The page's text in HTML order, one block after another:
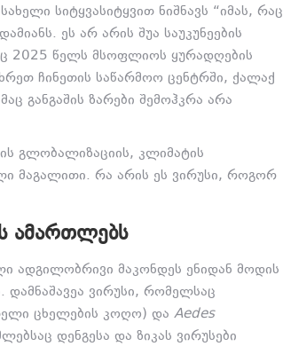
სიტყვასიტყვით ნიშნავს “იმას, რაც
ეს არ არის შუა საუკუნეების
2025 წელს მსოფლიოს ყურადღების
ჩინეთის საწარმოო ცენტრში, ქალაქ
განგაშის ზარები შემოჰკრა არა
გლობალიზაციის, კლიმატის
მაგალითი. რა არის ეს ვირუსი, როგორ
ᲐᲛᲐᲠᲗᲚᲔᲑᲡ
ადგილობრივი მაკონდეს ენიდან მოდის
ვირუსი, რომელსაც
ცხელების კოღო) და Aedes
დენგესა და ზიკას ვირუსები